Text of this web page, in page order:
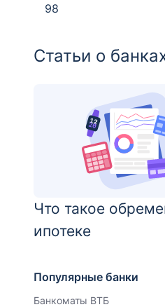
98
Статьи о
Что такое
ипотеке
Популярные банки
Банкоматы ВТБ